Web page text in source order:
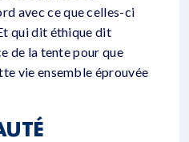
avec ce que celles-ci
qui dit éthique dit
de la tente pour que
vie ensemble éprouvée